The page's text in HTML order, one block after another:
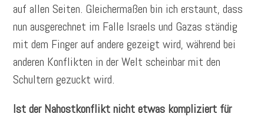
auf allen Seiten. Gleichermaßen bin ich erstaunt, dass
nun ausgerechnet im Falle Israels und Gazas ständig
mit dem Finger auf andere gezeigt wird, während bei
anderen Konflikten in der Welt scheinbar mit den
Schultern gezuckt wird.
Ist der Nahostkonflikt nicht etwas kompliziert für